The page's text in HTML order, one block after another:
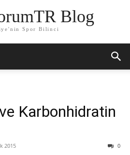
Blog
Spor Bilinci
Karbonhidratin
2015 0